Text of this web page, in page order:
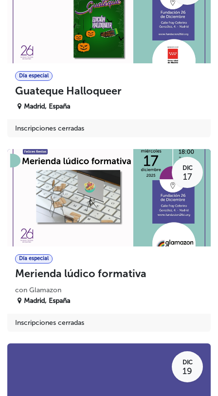
Día especial
Guateque Halloqueer
Madrid, España
Inscripciones cerradas
DIC
17
Día especial
Merienda lúdico formativa
con Glamazon
Madrid, España
Inscripciones cerradas
DIC
19